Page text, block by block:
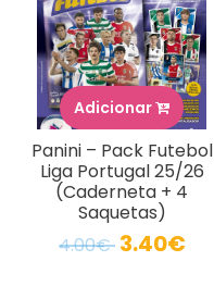
Adicionar
Panini – Pack Futebol
Liga Portugal 25/26
(Caderneta + 4
Saquetas)
4.00€ 3.40€